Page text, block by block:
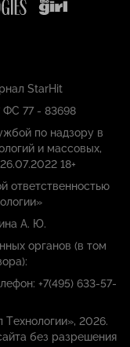
StarHit
77 - 83698
по надзору в
и массовых,
18+
ответственностью
А. Ю.
органов (в том
+7(495) 633-57-
2026.
без разрешения